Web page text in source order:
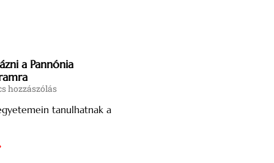
a Pannónia
hozzászólás
tanulhatnak a